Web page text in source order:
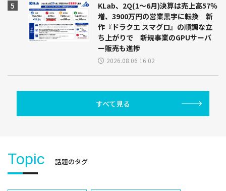
KLab、2Q(1～6月)決算は売上高57％
増、3900万円の営業黒字に転換 新
作『ドラクエ スマグロ』の順調な立
ち上がりで 新規事業のGPUサーバ
ー販売も進捗
2026.08.06 16:02
すべて見る
Topic 話題のタグ